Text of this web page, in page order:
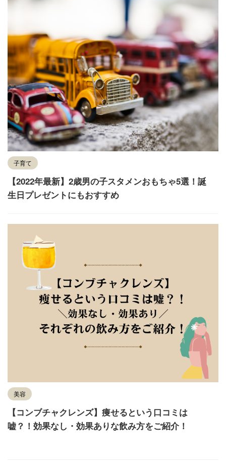
子育て
【2022年最新】2歳男の子スタメンおもちゃ5選！誕
生日プレゼントにもおすすめ
美容
【コンブチャクレンズ】痩せるという口コミは
嘘？！効果なし・効果ありな飲み方をご紹介！